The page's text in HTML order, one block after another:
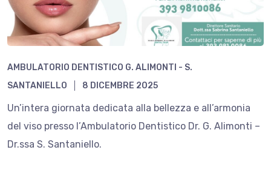
AMBULATORIO DENTISTICO G. ALIMONTI - S.
SANTANIELLO
8 DICEMBRE 2025
Un’intera giornata dedicata alla bellezza e all’armonia
del viso presso l’Ambulatorio Dentistico Dr. G. Alimonti –
Dr.ssa S. Santaniello.